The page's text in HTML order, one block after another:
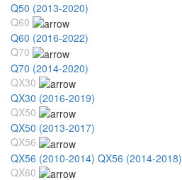
Q50 (2013-2020)
Q60
Q60 (2016-2022)
Q70
Q70 (2014-2020)
QX30
QX30 (2016-2019)
QX50
QX50 (2013-2017)
QX56
QX56 (2010-2014) QX56 (2014-2018)
QX60